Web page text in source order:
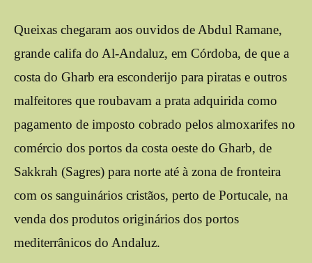
Queixas chegaram aos ouvidos de Abdul Ramane,
grande califa do Al-Andaluz, em Córdoba, de que a
costa do Gharb era esconderijo para piratas e outros
malfeitores que roubavam a prata adquirida como
pagamento de imposto cobrado pelos almoxarifes no
comércio dos portos da costa oeste do Gharb, de
Sakkrah (Sagres) para norte até à zona de fronteira
com os sanguinários cristãos, perto de Portucale, na
venda dos produtos originários dos portos
mediterrânicos do Andaluz.